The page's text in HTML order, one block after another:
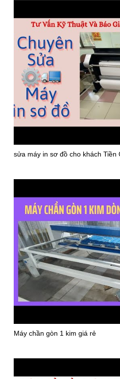
sửa máy in sơ đồ cho khách Tiền
Máy chần gòn 1 kim giá rẻ